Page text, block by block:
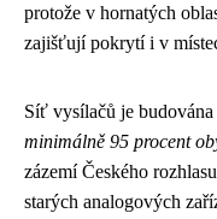
protože v hornatých
zajišťují pokrytí i v
Síť vysílačů je
minimálně 95 procent
zázemí Českého
starých analogových